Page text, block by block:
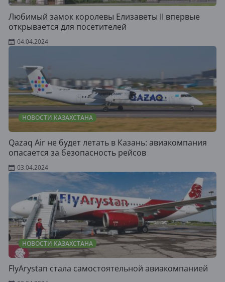
Любимый замок королевы Елизаветы II впервые
открывается для посетителей
04.04.2024
НОВОСТИ КАЗАХСТАНА
Qazaq Air не будет летать в Казань: авиакомпания
опасается за безопасность рейсов
03.04.2024
НОВОСТИ КАЗАХСТАНА
FlyArystan стала самостоятельной авиакомпанией